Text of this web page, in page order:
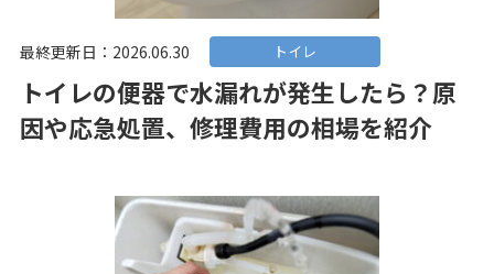
最終更新日：2026.06.30 トイレ
トイレの便器で水漏れが発生したら？原
因や応急処置、修理費用の相場を紹介